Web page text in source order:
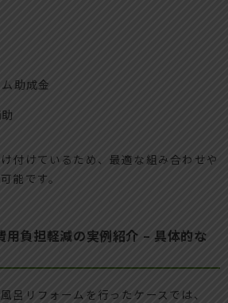
助成金
付けているため、最適な組み合わせや
能です。
用負担軽減の実例紹介 – 具体的な
呂リフォームを行ったケースでは、